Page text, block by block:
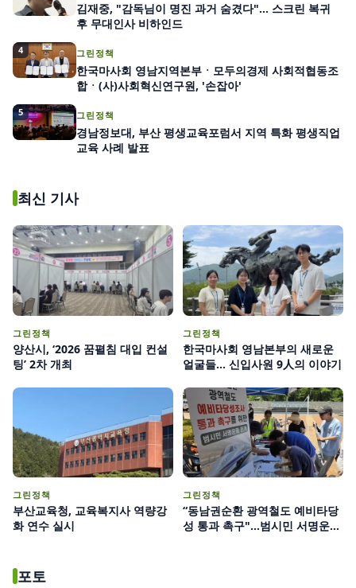
김재중, "감독님이 명진 과거 숨겼다"… 스크린 복귀
후 무대인사 비하인드
4 그린정책
한국마사회 영남지역본부ㆍ모두의경제 사회적협동조
합ㆍ(사)사회혁신연구원, '손잡아'
5 그린정책
경남정보대, 부산 평생교육포럼서 지역 특화 평생직업
교육 사례 발표
최신 기사
그린정책
양산시, ‘2026 꿈펼침 대입 컨설
팅’ 2차 개최
그린정책
한국마사회 영남본부의 새로운
얼굴들... 신입사원 9人의 이야기
그린정책
부산교육청, 교육복지사 역량강
화 연수 실시
그린정책
“동남권순환 광역철도 예비타당
성 통과 촉구"...범시민 서명운동
포토